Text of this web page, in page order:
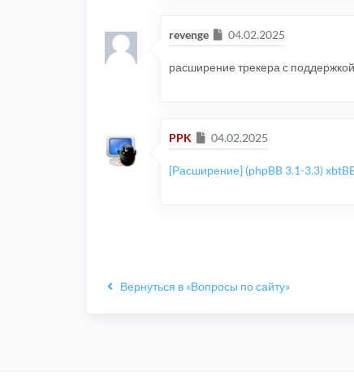
revenge Сообщение
04.02.2025
расширение трекера с
PPK Сообщение
04.02.2025
[Расширение] (phpBB 3.1-3.3)
Вернуться в «Вопросы по сайту»